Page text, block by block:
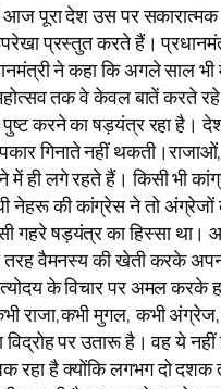
आज पूरा देश उस पर
प्रस्तुत करते हैं।
ने कहा कि अगले
महोत्सव तक वे केवल बातें
करने का षड़यंत्र रहा है।
गिनाते नहीं थकती।राजाओं,
लगे रहते हैं। किसी भी
नेहरू की कांग्रेस ने तो
गहरे षड़यंत्र का हिस्सा
वैमनस्य की खेती करके
के विचार पर अमल करके
राजा,कभी मुगल, कभी
पर उतारू है। वह ये
रहा है क्योंकि लगभग दो